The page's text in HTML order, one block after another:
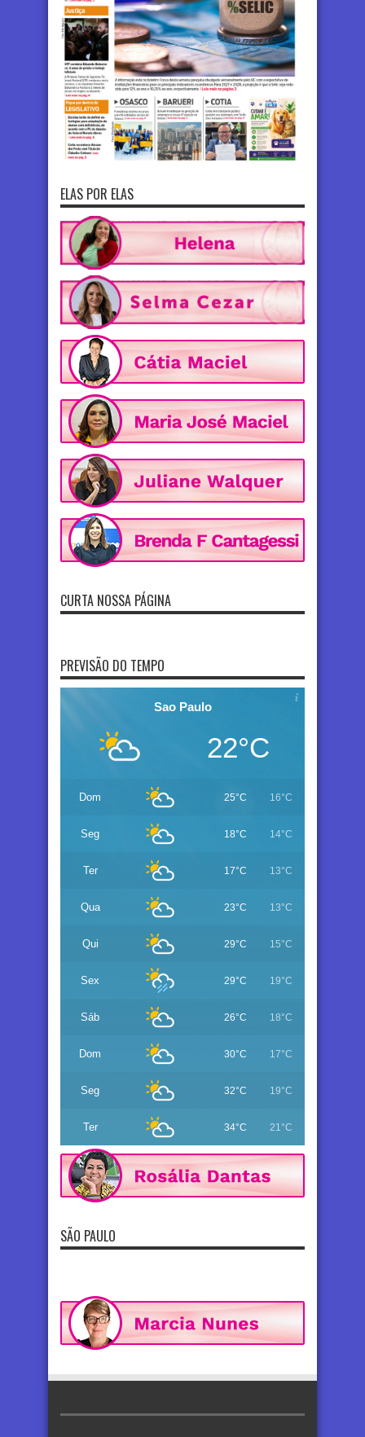
ELAS POR ELAS
CURTA NOSSA PÁGINA
PREVISÃO DO TEMPO
Sao Paulo
22°C
Dom 25°C 16°C
Seg 18°C 14°C
Ter 17°C 13°C
Qua 23°C 13°C
Qui 29°C 15°C
Sex 29°C 19°C
Sáb 26°C 18°C
Dom 30°C 17°C
Seg 32°C 19°C
Ter 34°C 21°C
SÃO PAULO